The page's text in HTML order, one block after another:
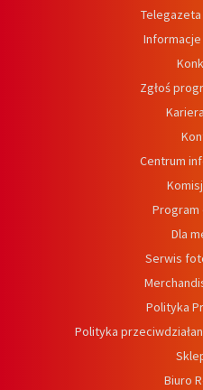
Zgłoś
Centrum
Program
Dla
Serwis
Polityka
Polityka
Biuro